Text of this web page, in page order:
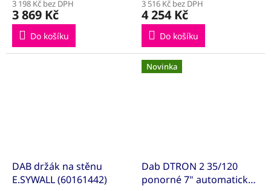
3 198 Kč bez DPH
3 869 Kč
Do košíku
3 516 Kč bez DPH
4 254 Kč
Do košíku
DAB držák na stěnu
E.SYWALL (60161442)
Novinka
Dab DTRON 2 35/120
ponorné 7" automatické